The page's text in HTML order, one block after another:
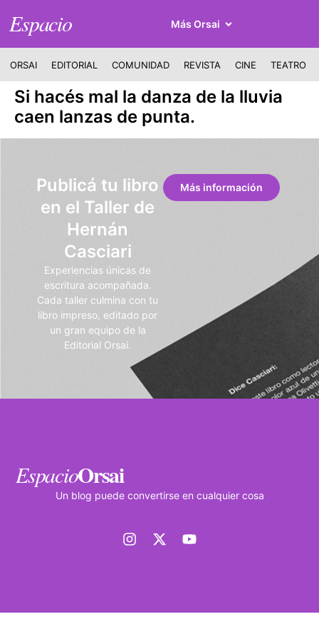
Espacio Más Orsai
ORSAI EDITORIAL COMUNIDAD REVISTA CINE TEATRO
Si hacés mal la danza de la lluvia
caen lanzas de punta.
Publicá tu libro
en el Taller de
Hernán
Casciari
Experiencias únicas de
escritura acompañada.
Cada taller culmina con tu
libro impreso, editado por
un gran equipo de la
Editorial Orsai.
Más información
EspacioOrsai
Un blog puede convertirse en cualquier cosa